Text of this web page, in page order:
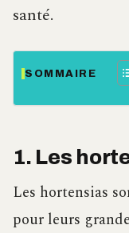
santé.
SOMMAIRE
1. Les
Les hortensias
pour leurs